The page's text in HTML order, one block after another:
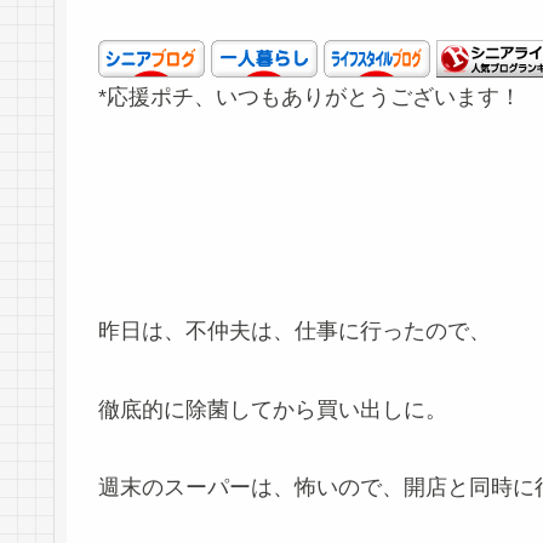
*応援ポチ、いつもありがとうございます！
昨日は、不仲夫は、仕事に行ったので、
徹底的に除菌してから買い出しに。
週末のスーパーは、怖いので、開店と同時に